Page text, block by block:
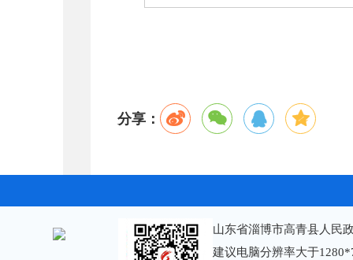
分享：
山东省淄博市高青县人民
建议电脑分辨率大于